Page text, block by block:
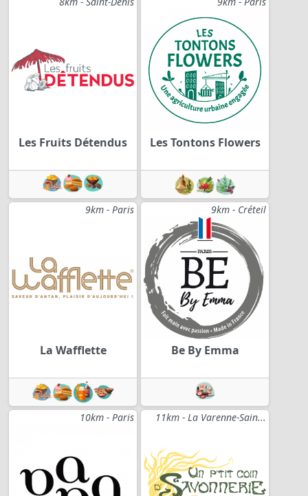
Les Fruits Détendus Les Tontons Flowers
9km - Paris
La Wafflette
9km - Créteil
Be By Emma
10km - Paris 11km - La Varenne-Sain...